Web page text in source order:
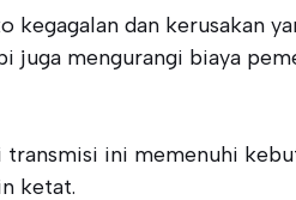
kegagalan dan kerusakan
mengurangi biaya
ini memenuhi
ketat.